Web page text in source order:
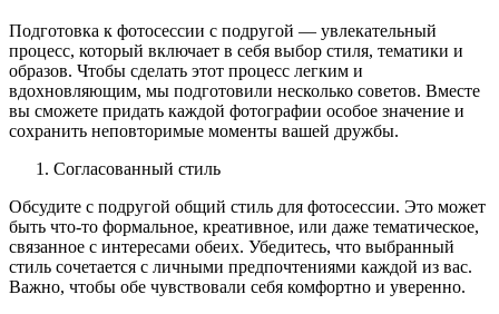
Подготовка к фотосессии с подругой — увлекательный
процесс, который включает в себя выбор стиля, тематики и
образов. Чтобы сделать этот процесс легким и
вдохновляющим, мы подготовили несколько советов. Вместе
вы сможете придать каждой фотографии особое значение и
сохранить неповторимые моменты вашей дружбы.
Согласованный стиль
Обсудите с подругой общий стиль для фотосессии. Это может
быть что-то формальное, креативное, или даже тематическое,
связанное с интересами обеих. Убедитесь, что выбранный
стиль сочетается с личными предпочтениями каждой из вас.
Важно, чтобы обе чувствовали себя комфортно и уверенно.